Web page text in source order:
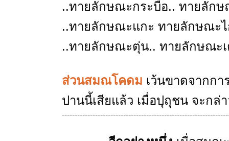
..ทายลักษณะกระบือ.. ทายลัก
..ทายลักษณะแกะ ทายลักษณะ
..ทายลักษณะตุ่น.. ทายลักษณะ
ส่วนสมณโคดม เว้นขาดจากก
ปานนี้เสียแล้ว เมื่อปุถุชน จะกล่